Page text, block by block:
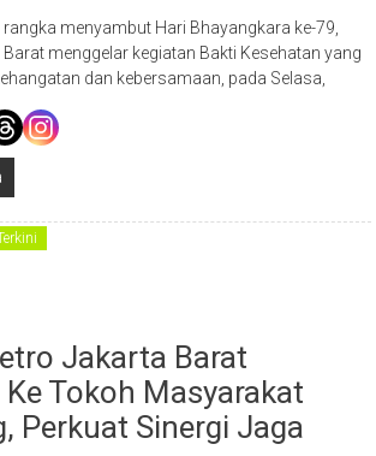
menyambut Hari Bhayangkara ke-79,
menggelar kegiatan Bakti Kesehatan yang
dan kebersamaan, pada Selasa,
Jakarta Barat
Tokoh Masyarakat
Perkuat Sinergi Jaga